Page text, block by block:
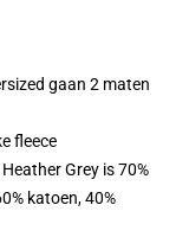
gaan 2 maten
fleece
Grey is 70%
katoen, 40%